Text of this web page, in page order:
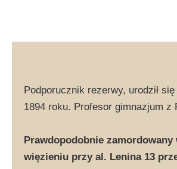
Podporucznik rezerwy, urodził
1894 roku. Profesor gimnazjum z
Prawdopodobnie zamordowany
więzieniu przy al. Lenina 13